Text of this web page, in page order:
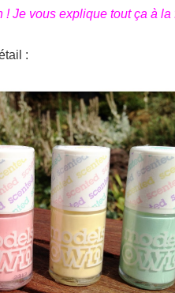
! Je vous explique tout ça à la
: